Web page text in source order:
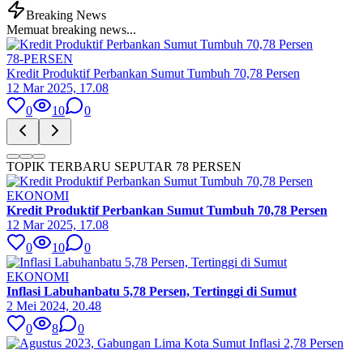
Breaking News
Memuat breaking news...
78-PERSEN
Kredit Produktif Perbankan Sumut Tumbuh 70,78 Persen
12 Mar 2025, 17.08
0
10 0
TOPIK TERBARU SEPUTAR 78 PERSEN
EKONOMI
Kredit Produktif Perbankan Sumut Tumbuh 70,78 Persen
12 Mar 2025, 17.08
0
10 0
EKONOMI
Inflasi Labuhanbatu 5,78 Persen, Tertinggi di Sumut
2 Mei 2024, 20.48
0
8 0